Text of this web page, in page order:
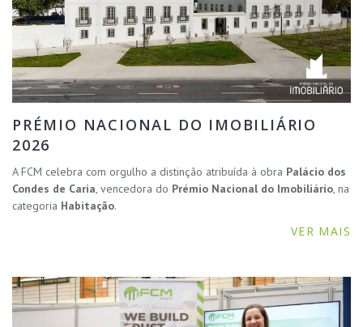
PRÉMIO NACIONAL DO IMOBILIÁRIO
2026
A FCM celebra com orgulho a distinção atribuída à obra Palácio dos
Condes de Caria, vencedora do Prémio Nacional do Imobiliário, na
categoria Habitação.
VER MAIS